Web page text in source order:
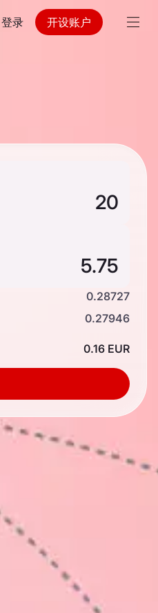
登录 开设账户
0.28727
0.27946
0.16 EUR